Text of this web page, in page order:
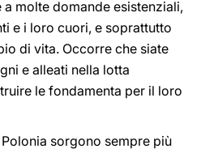
molte domande esistenziali,
e i loro cuori, e soprattutto
di vita. Occorre che siate
e alleati nella lotta
le fondamenta per il loro
sorgono sempre più